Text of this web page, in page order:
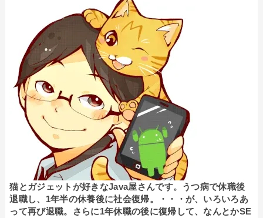
猫とガジェットが好きなJava屋さんです。うつ病で休職後
退職し、1年半の休養後に社会復帰。・・・が、いろいろあ
って再び退職。さらに1年休職の後に復帰して、なんとかSE